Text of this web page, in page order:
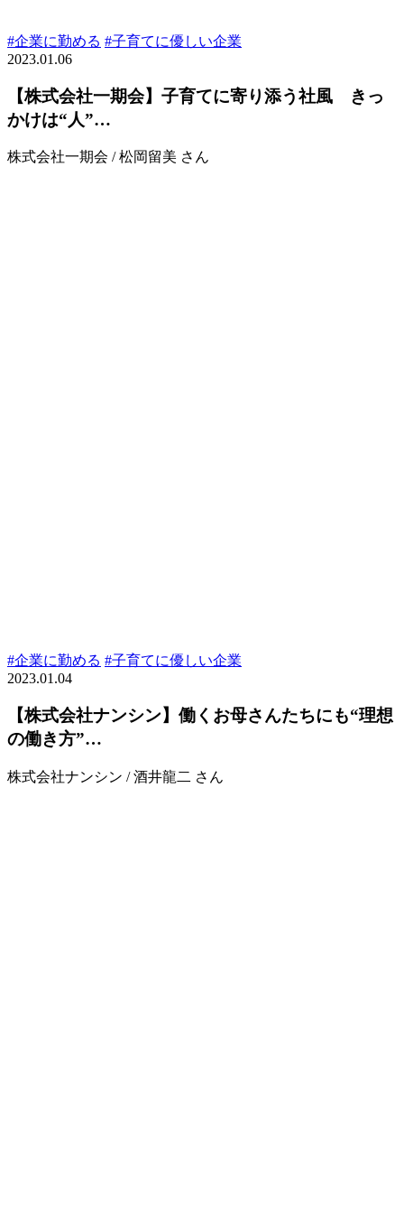
#企業に勤める #子育てに優しい企業
2023.01.06
【株式会社一期会】子育てに寄り添う社風 きっ
かけは“人”…
株式会社一期会 / 松岡留美 さん
#企業に勤める #子育てに優しい企業
2023.01.04
【株式会社ナンシン】働くお母さんたちにも“理想
の働き方”…
株式会社ナンシン / 酒井龍二 さん